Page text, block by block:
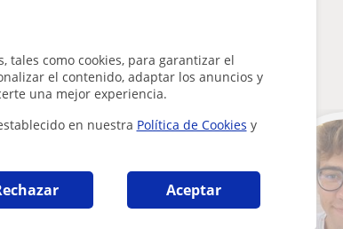
tales como cookies, para garantizar el
el contenido, adaptar los anuncios y
una mejor experiencia.
en nuestra Política de Cookies y
Aceptar
que pueden interesarte